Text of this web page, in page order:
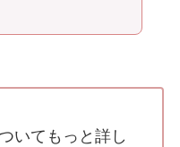
いてもっと詳し